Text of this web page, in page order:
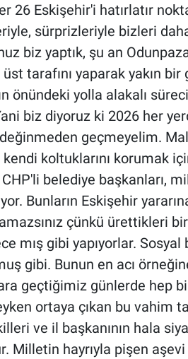
26 Eskişehir'i hatırlatır
sürprizleriyle bizleri
biz yaptık, şu an
tarafını yaparak yakın
önündeki yolla alakalı
biz diyoruz ki 2026 her
geçmeyelim.
koltuklarını korumak
belediye başkanları,
Bunların Eskişehir
çünkü ürettikleri
mış gibi yapıyorlar.
gibi. Bunun en acı
geçtiğimiz günlerde hep
ortaya çıkan bu vahim
ve il başkanının hala
Milletin hayrıyla pişen